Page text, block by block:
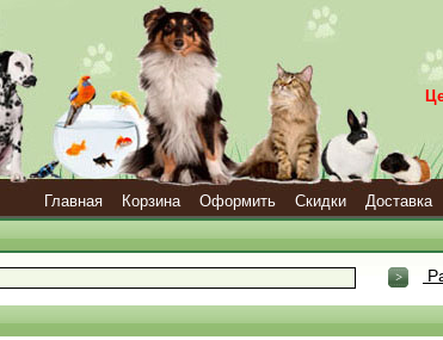
Главная Корзина Оформить Скидки
Доставка